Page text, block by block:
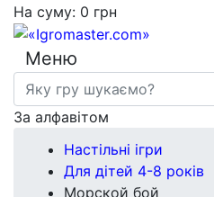
На суму: 0 грн
Меню
За алфавітом
Настільні ігри
Для дітей 4-8 років
Морской бой